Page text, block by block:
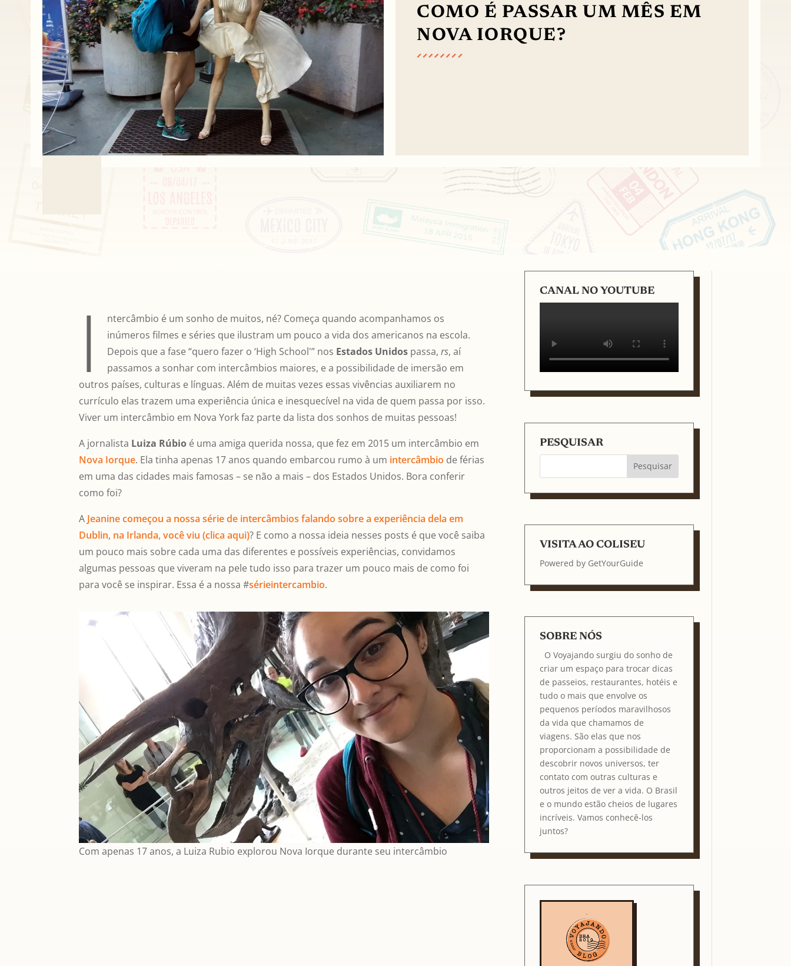
COMO É PASSAR UM MÊS EM
NOVA IORQUE?
I
ntercâmbio é um sonho de muitos, né? Começa quando acompanhamos os
inúmeros filmes e séries que ilustram um pouco a vida dos americanos na escola.
Depois que a fase “quero fazer o ‘High School'” nos Estados Unidospassa, rs, aí
passamos a sonhar com intercâmbios maiores, e a possibilidade de imersão em
outros países, culturas e línguas. Além de muitas vezes essas vivências auxiliarem no
currículo elas trazem uma experiência única e inesquecível na vida de quem passa por isso.
Viver um intercâmbio em Nova York faz parte da lista dos sonhos de muitas pessoas!
A jornalista Luiza Rúbio é uma amiga querida nossa, que fez em 2015 um intercâmbio em
Nova Iorque. Ela tinha apenas 17 anos quando embarcou rumo à um intercâmbio de férias
em uma das cidades mais famosas – se não a mais – dos Estados Unidos. Bora conferir
como foi?
A Jeanine começou a nossa série de intercâmbios falando sobre a experiência dela em
Dublin, na Irlanda, você viu (clica aqui)? E como a nossa ideia nesses posts é que você saiba
um pouco mais sobre cada uma das diferentes e possíveis experiências, convidamos
algumas pessoas que viveram na pele tudo isso para trazer um pouco mais de como foi
para você se inspirar. Essa é a nossa #sérieintercambio.
Com apenas 17 anos, a Luiza Rubio explorou Nova Iorque durante seu intercâmbio
CANAL NO YOUTUBE
PESQUISAR
VISITA AO COLISEU
Powered by GetYourGuide
SOBRE NÓS
O Voyajando surgiu do sonho de
criar um espaço para trocar dicas
de passeios, restaurantes, hotéis e
tudo o mais que envolve os
pequenos períodos maravilhosos
da vida que chamamos de
viagens. São elas que nos
proporcionam a possibilidade de
descobrir novos universos, ter
contato com outras culturas e
outros jeitos de ver a vida. O Brasil
e o mundo estão cheios de lugares
incríveis. Vamos conhecê-los
juntos?